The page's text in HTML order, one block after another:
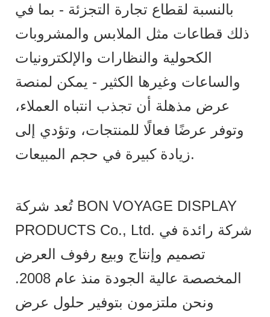
بالنسبة لقطاع تجارة التجزئة - بما في
ذلك قطاعات مثل الملابس والمشروبات
الكحولية والنظارات والإلكترونيات
والساعات وغيرها الكثير - يمكن لمنصة
عرض مذهلة أن تجذب انتباه العملاء،
وتوفر عرضًا فعالًا للمنتجات، وتؤدي إلى
زيادة كبيرة في حجم المبيعات.
تُعد شركة BON VOYAGE DISPLAY
PRODUCTS Co., Ltd. شركة رائدة في
تصميم وإنتاج وبيع رفوف العرض
المخصصة عالية الجودة منذ عام 2008.
ونحن ملتزمون بتوفير حلول عرض